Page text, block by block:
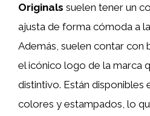
Originals suelen tener un
ajusta de forma cómoda a
Además, suelen contar con
el icónico logo de la marca
distintivo. Están disponibles
colores y estampados, lo